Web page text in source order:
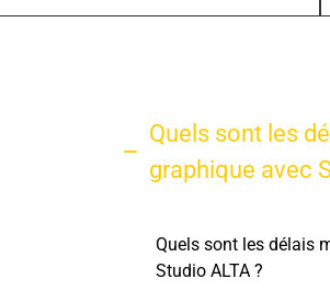
Quels sont les
graphique avec
Quels sont les délais
Studio ALTA ?